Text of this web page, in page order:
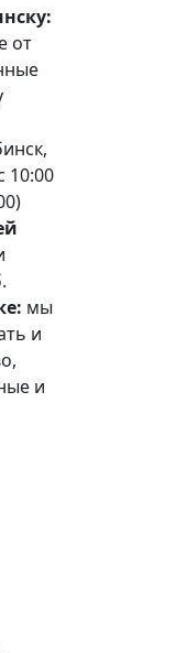
от
10:00
мы
и
и